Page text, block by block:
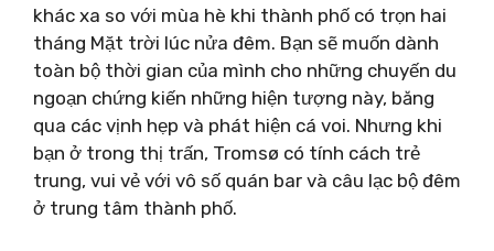
khác xa so với mùa hè khi thành phố có trọn hai
tháng Mặt trời lúc nửa đêm. Bạn sẽ muốn dành
toàn bộ thời gian của mình cho những chuyến du
ngoạn chứng kiến ​​những hiện tượng này, băng
qua các vịnh hẹp và phát hiện cá voi. Nhưng khi
bạn ở trong thị trấn, Tromsø có tính cách trẻ
trung, vui vẻ với vô số quán bar và câu lạc bộ đêm
ở trung tâm thành phố.